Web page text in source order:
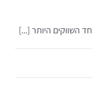
השקעות בספרד
השווקים היותר [...]